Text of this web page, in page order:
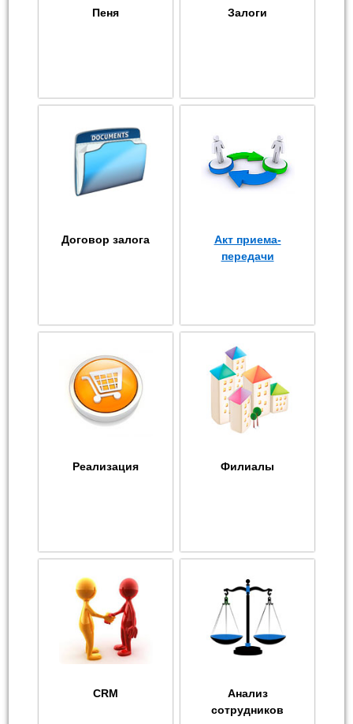
Пеня Залоги
Договор залога
Акт приема-
передачи
Реализация Филиалы
CRM
Анализ
сотрудников